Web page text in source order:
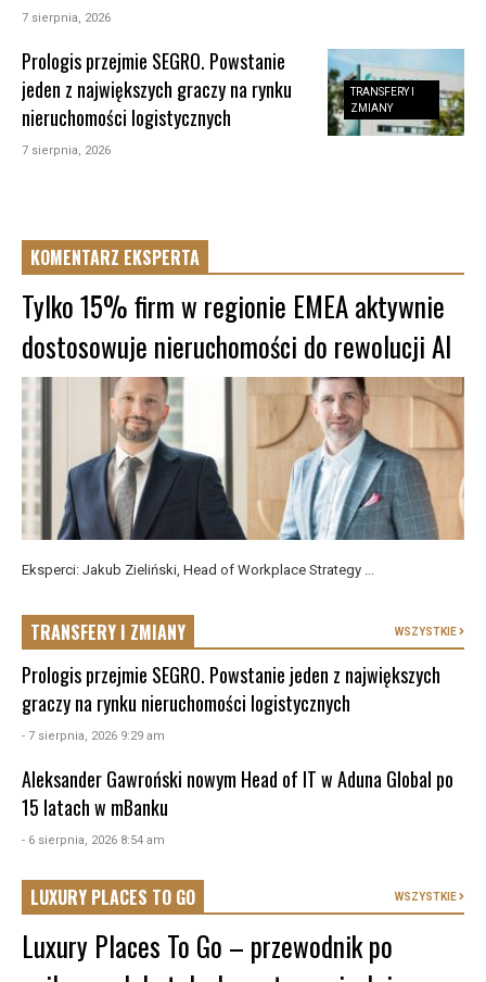
7 sierpnia, 2026
TRANSFERY I
ZMIANY
Prologis przejmie SEGRO. Powstanie
jeden z największych graczy na rynku
nieruchomości logistycznych
7 sierpnia, 2026
KOMENTARZ EKSPERTA
Tylko 15% firm w regionie EMEA aktywnie
dostosowuje nieruchomości do rewolucji AI
Eksperci: Jakub Zieliński, Head of Workplace Strategy ...
TRANSFERY I ZMIANY WSZYSTKIE
Prologis przejmie SEGRO. Powstanie jeden z największych
graczy na rynku nieruchomości logistycznych
- 7 sierpnia, 2026 9:29 am
Aleksander Gawroński nowym Head of IT w Aduna Global po
15 latach w mBanku
- 6 sierpnia, 2026 8:54 am
LUXURY PLACES TO GO WSZYSTKIE
Luxury Places To Go – przewodnik po